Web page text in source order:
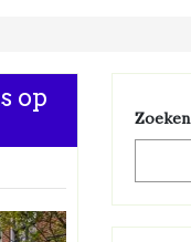
op
Zoeken